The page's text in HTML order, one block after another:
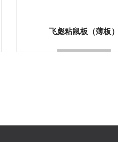
飞彪粘鼠板（薄板